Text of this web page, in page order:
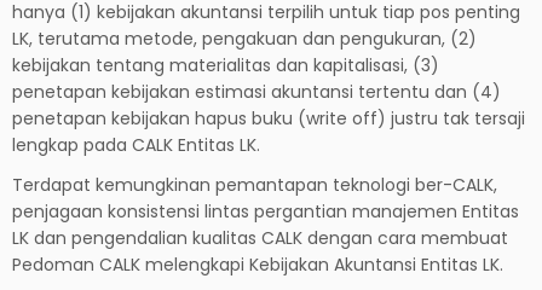
hanya (1) kebijakan akuntansi terpilih untuk tiap pos penting
LK, terutama metode, pengakuan dan pengukuran, (2)
kebijakan tentang materialitas dan kapitalisasi, (3)
penetapan kebijakan estimasi akuntansi tertentu dan (4)
penetapan kebijakan hapus buku (write off) justru tak tersaji
lengkap pada CALK Entitas LK.
Terdapat kemungkinan pemantapan teknologi ber-CALK,
penjagaan konsistensi lintas pergantian manajemen Entitas
LK dan pengendalian kualitas CALK dengan cara membuat
Pedoman CALK melengkapi Kebijakan Akuntansi Entitas LK.